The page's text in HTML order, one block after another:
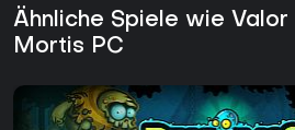
Ähnliche Spiele wie Valor
Mortis PC